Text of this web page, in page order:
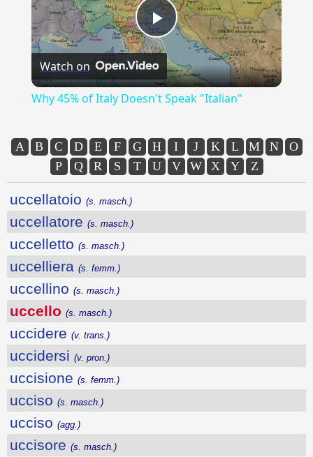
Play
Video
Watch on
Why 45% of Italy Doesn't Speak "Italian"
A B C D E F G H I J K L M N
O
P
Q R S T U V W X Y Z
uccellatoio (s. masch.)
uccellatore (s. masch.)
uccelletto (s. masch.)
uccelliera (s. femm.)
uccellino (s. masch.)
uccello (s. masch.)
uccidere (v. trans.)
uccidersi (v. pron.)
uccisione (s. femm.)
ucciso (s. masch.)
ucciso (agg.)
uccisore (s. masch.)